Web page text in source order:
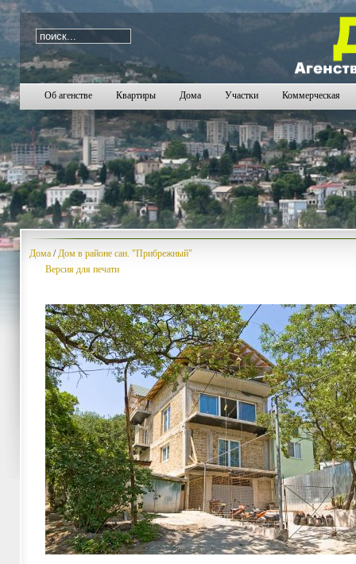
i=593
Об агенстве Квартиры Дома Участки Коммерческая
Дома /Дом в районе сан. "Прибрежный"
Версия для печати